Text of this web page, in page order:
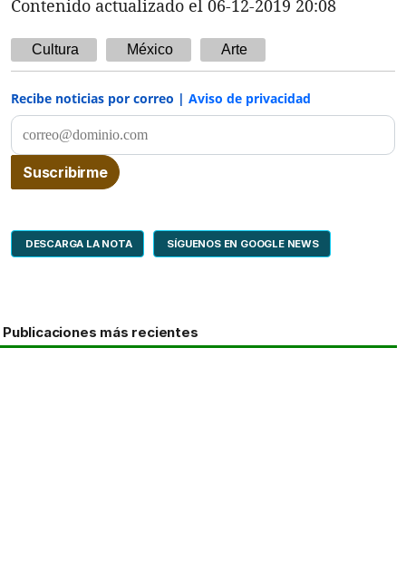
Contenido actualizado el 06-12-2019 20:08
Cultura México Arte
Recibe noticias por correo | Aviso de privacidad
DESCARGA LA NOTA SÍGUENOS EN GOOGLE NEWS
Publicaciones más recientes